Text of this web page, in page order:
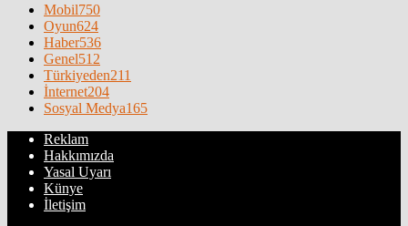
Mobil750
Oyun624
Haber536
Genel512
Türkiyeden211
İnternet204
Sosyal Medya165
Reklam
Hakkımızda
Yasal Uyarı
Künye
İletişim